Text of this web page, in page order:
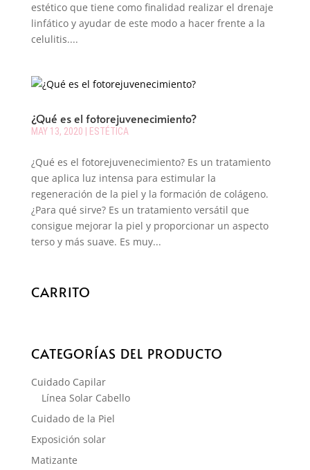
estético que tiene como finalidad realizar el drenaje
linfático y ayudar de este modo a hacer frente a la
celulitis....
¿Qué es el fotorejuvenecimiento?
MAY 13, 2020 ESTÉTICA
¿Qué es el fotorejuvenecimiento? Es un tratamiento
que aplica luz intensa para estimular la
regeneración de la piel y la formación de colágeno.
¿Para qué sirve? Es un tratamiento versátil que
consigue mejorar la piel y proporcionar un aspecto
terso y más suave. Es muy...
CARRITO
CATEGORÍAS DEL PRODUCTO
Cuidado Capilar
Línea Solar Cabello
Cuidado de la Piel
Exposición solar
Matizante